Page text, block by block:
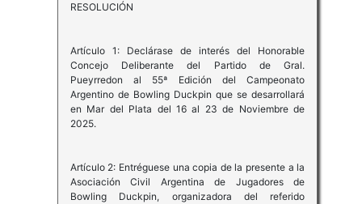
RESOLUCIÓN
Artículo 1: Declárase de interés del Honorable
Concejo Deliberante del Partido de Gral.
Pueyrredon al 55ª Edición del Campeonato
Argentino de Bowling Duckpin que se desarrollará
en Mar del Plata del 16 al 23 de Noviembre de
2025.
Artículo 2: Entréguese una copia de la presente a la
Asociación Civil Argentina de Jugadores de
Bowling Duckpin, organizadora del referido